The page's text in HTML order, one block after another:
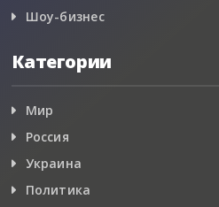
Шоу-бизнес
Категории
Мир
Россия
Украина
Политика